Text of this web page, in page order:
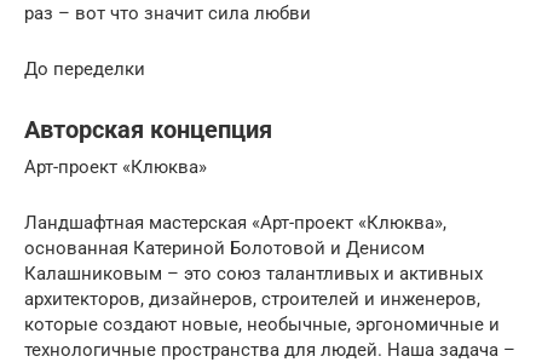
раз – вот что значит сила любви
До переделки
Авторская концепция
Арт-проект «Клюква»
Ландшафтная мастерская «Арт-проект «Клюква»,
основанная Катериной Болотовой и Денисом
Калашниковым – это союз талантливых и активных
архитекторов, дизайнеров, строителей и инженеров,
которые создают новые, необычные, эргономичные и
технологичные пространства для людей. Наша задача –